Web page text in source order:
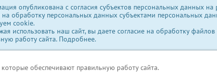
опубликована с согласия субъектов персональных данных на
на обработку персональных данных субъектами персональных
сookie.
использовать наш сайт, вы даете согласие на обработку
работу сайта. Подробнее.
обеспечивают правильную работу сайта.